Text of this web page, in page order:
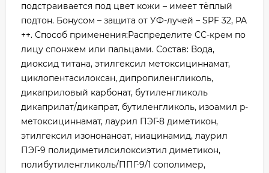
подстраивается под цвет кожи – имеет тёплый
подтон. Бонусом – защита от УФ-лучей – SPF 32, PA
++. Способ применения:Распределите СС-крем по
лицу спонжем или пальцами. Состав: Вода,
диоксид титана, этилгексил метоксициннамат,
циклопентасилоксан, дипропиленгликоль,
дикаприловый карбонат, бутиленгликоль
дикаприлат/дикапрат, бутиленгликоль, изоамил p-
метоксициннамат, лаурил ПЭГ-8 диметикон,
этилгексил изононаноат, ниацинамид, лаурил
ПЭГ-9 полидиметилсилоксиэтил диметикон,
полибутиленгликоль/ППГ-9/1 сополимер,